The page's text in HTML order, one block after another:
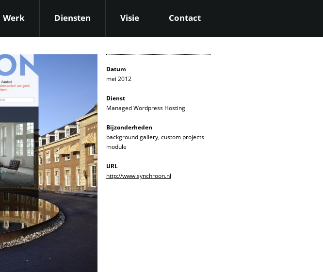
Werk Diensten Visie Contact
Datum
mei 2012
Dienst
Managed Wordpress Hosting
Bijzonderheden
background gallery, custom projects
module
URL
http://www.synchroon.nl